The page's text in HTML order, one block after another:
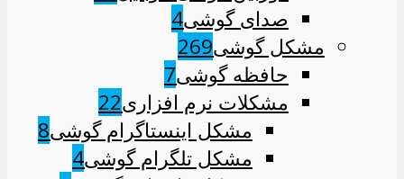
صدای گوشی4
مشکل گوشی269
حافظه گوشی7
مشکلات نرم افزاری22
مشکل اینستاگرام گوشی8
مشکل تلگرام گوشی4